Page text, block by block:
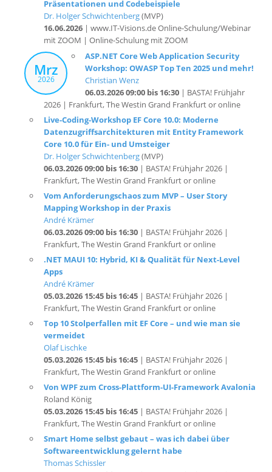
16.06.2026| www.IT-Visions.de Online-Schulung/Webinar
mit ZOOM | Online-Schulung mit ZOOM
Mrz
2026
ASP.NET Core Web Application Security
Workshop: OWASP Top Ten 2025 und mehr!
Christian Wenz
06.03.2026 09:00 bis 16:30| BASTA! Frühjahr
2026 | Frankfurt, The Westin Grand Frankfurt or online
Live-Coding-Workshop EF Core 10.0: Moderne
Datenzugriffsarchitekturen mit Entity Framework
Core 10.0 für Ein- und Umsteiger
Dr. Holger Schwichtenberg(MVP)
06.03.2026 09:00 bis 16:30| BASTA! Frühjahr 2026 |
Frankfurt, The Westin Grand Frankfurt or online
Vom Anforderungschaos zum MVP – User Story
Mapping Workshop in der Praxis
André Krämer
06.03.2026 09:00 bis 16:30| BASTA! Frühjahr 2026 |
Frankfurt, The Westin Grand Frankfurt or online
.NET MAUI 10: Hybrid, KI & Qualität für Next-Level
Apps
André Krämer
05.03.2026 15:45 bis 16:45
Frankfurt, The Westin Grand Frankfurt or online
Top 10 Stolperfallen mit EF Core – und wie man sie
vermeidet
Olaf Lischke
05.03.2026 15:45 bis 16:45
Frankfurt, The Westin Grand Frankfurt or online
Von WPF zum Cross-Plattform-UI-Framework Avalonia
Roland König
05.03.2026 15:45 bis 16:45| BASTA! Frühjahr 2026 |
Frankfurt, The Westin Grand Frankfurt or online
Smart Home selbst gebaut – was ich dabei über
Softwareentwicklung gelernt habe
Thomas Schissler
05.03.2026 12:00 bis 13:00| BASTA! Frühjahr 2026 |
Frankfurt, The Westin Grand Frankfurt or online